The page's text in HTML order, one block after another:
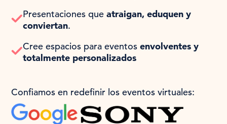
Presentaciones que atraigan, eduquen y
conviertan.
Cree espacios para eventosenvolventes y
totalmente personalizados
Confiamos en redefinir los eventos virtuales: